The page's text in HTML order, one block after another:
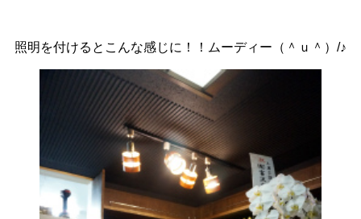
照明を付けるとこんな感じに！！ムーディー（＾ｕ＾）/♪